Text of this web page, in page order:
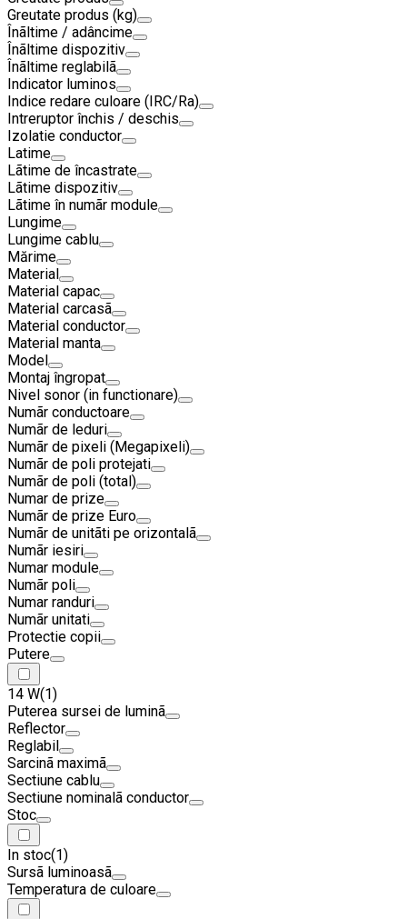
Greutate produs (kg)
Înãltime / adâncime
Înãltime dispozitiv
Înãltime reglabilã
Indicator luminos
Indice redare culoare (IRC/Ra)
Intreruptor închis / deschis
Izolatie conductor
Latime
Lãtime de încastrate
Lãtime dispozitiv
Lãtime în numãr module
Lungime
Lungime cablu
Mărime
Material
Material capac
Material carcasã
Material conductor
Material manta
Model
Montaj îngropat
Nivel sonor (in functionare)
Numãr conductoare
Numãr de leduri
Numãr de pixeli (Megapixeli)
Numãr de poli protejati
Numãr de poli (total)
Numar de prize
Numãr de prize Euro
Numãr de unitãti pe orizontalã
Numãr iesiri
Numar module
Numãr poli
Numar randuri
Numãr unitati
Protectie copii
Putere
14 W(1)
Puterea sursei de luminã
Reflector
Reglabil
Sarcinã maximã
Sectiune cablu
Sectiune nominalã conductor
Stoc
In stoc(1)
Sursã luminoasã
Temperatura de culoare